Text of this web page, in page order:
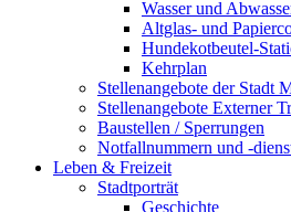
Wasser und
Altglas- und
Hundekotbeutel-
Kehrplan
Stellenangebote der Stadt
Stellenangebote Externer
Baustellen / Sperrungen
Notfallnummern und -
Leben & Freizeit
Stadtporträt
Geschichte